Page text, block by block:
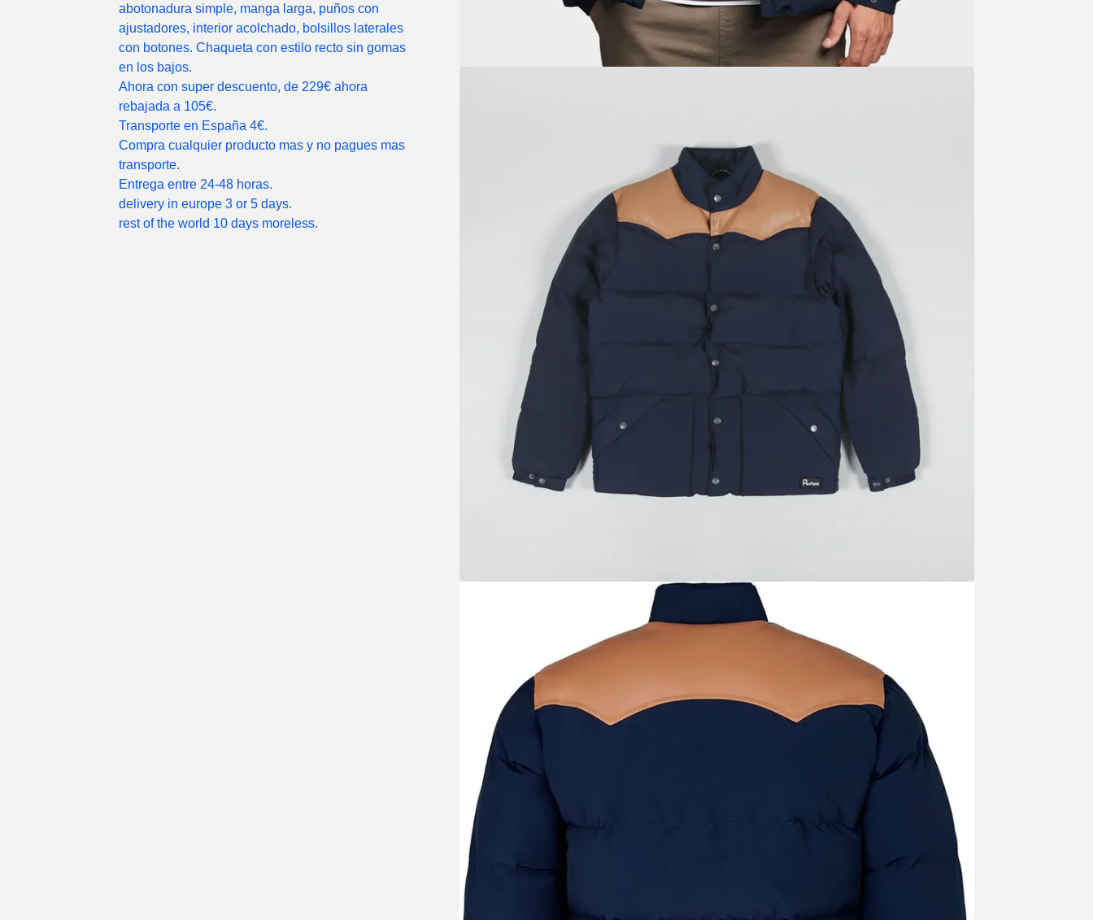
abotonadura simple, manga larga, puños con
ajustadores, interior acolchado, bolsillos laterales
con botones. Chaqueta con estilo recto sin gomas
en los bajos.
Ahora con super descuento, de 229€ ahora
rebajada a 105€.
Transporte en España 4€.
Compra cualquier producto mas y no pagues mas
transporte.
Entrega entre 24-48 horas.
delivery in europe 3 or 5 days.
rest of the world 10 days moreless.